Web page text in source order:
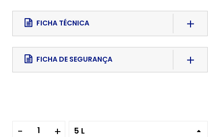
FICHA TÉCNICA
FICHA DE SEGURANÇA
5 L